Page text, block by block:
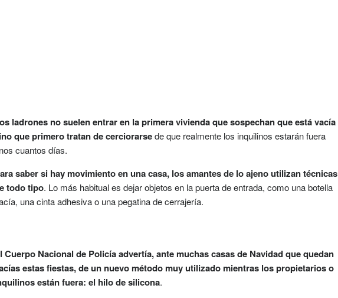
ladrones no suelen entrar en la primera vivienda que sospechan que está vacía
que primero tratan de cerciorarsede que realmente los inquilinos estarán fuera
cuantos días.
saber si hay movimiento en una casa, los amantes de lo ajeno utilizan técnicas
todo tipo. Lo más habitual es dejar objetos en la puerta de entrada, como una botella
una cinta adhesiva o una pegatina de cerrajería.
Cuerpo Nacional de Policíaadvertía, ante muchas casas de Navidad que quedan
estas fiestas, de un nuevo método muy utilizado mientras los propietarios o
están fuera: el hilo de silicona.